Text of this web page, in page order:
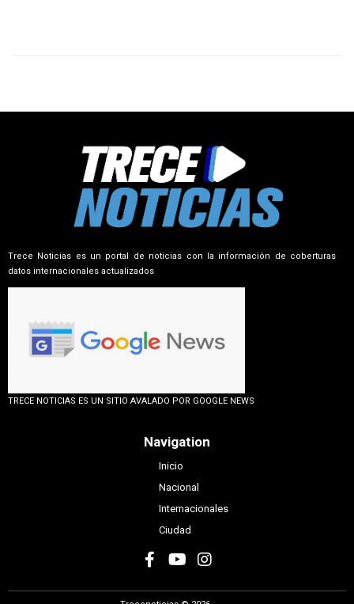
Trece Noticias es un portal de noticias con la información de coberturas
datos internacionales actualizados
TRECE NOTICIAS ES UN SITIO AVALADO POR GOOGLE NEWS
Navigation
Inicio
Nacional
Internacionales
Ciudad